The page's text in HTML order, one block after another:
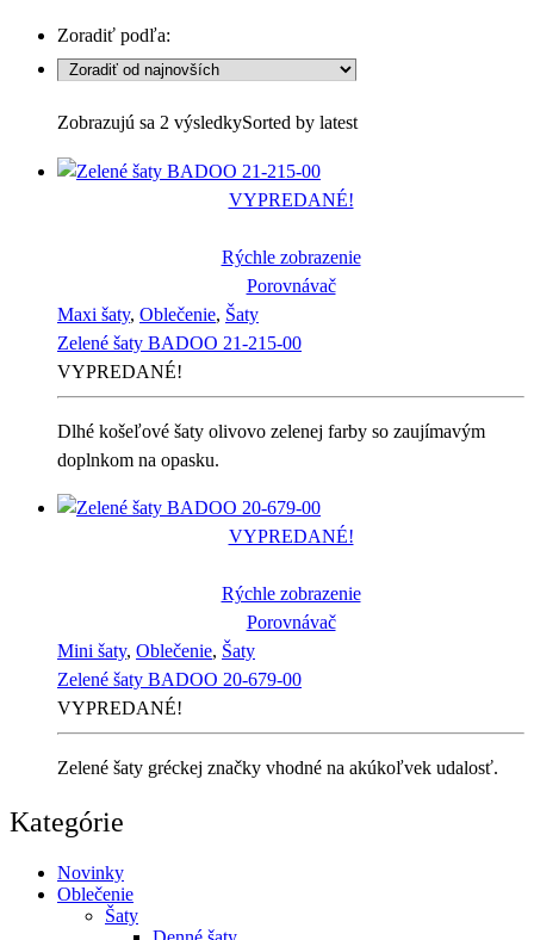
Zoradiť podľa:
Zobrazujú sa 2 výsledkySorted by latest
VYPREDANÉ!
Rýchle zobrazenie
Porovnávač
Maxi šaty, Oblečenie, Šaty
Zelené šaty BADOO 21-215-00
VYPREDANÉ!
Dlhé košeľové šaty olivovo zelenej farby so zaujímavým
doplnkom na opasku.
VYPREDANÉ!
Rýchle zobrazenie
Porovnávač
Mini šaty, Oblečenie, Šaty
Zelené šaty BADOO 20-679-00
VYPREDANÉ!
Zelené šaty gréckej značky vhodné na akúkoľvek udalosť.
Kategórie
Novinky
Oblečenie
Šaty